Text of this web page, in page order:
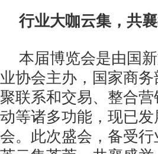
行业大咖云集，共
本届博览会是由国
业协会主办，国家商
聚联系和交易、整合
动等诸多功能，现已
会。此次盛会，备受